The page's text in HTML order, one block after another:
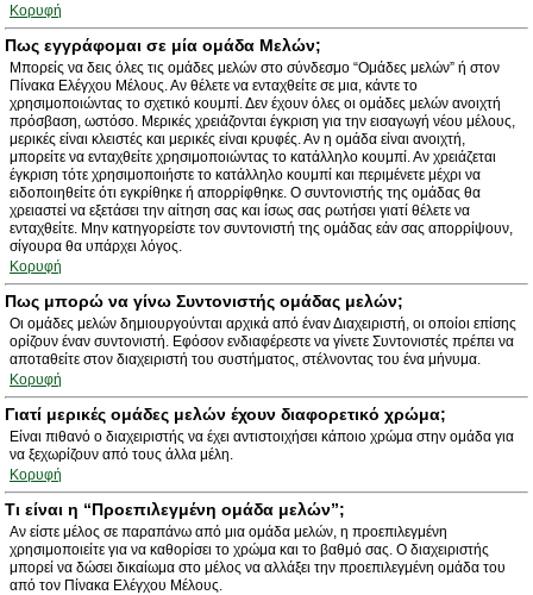
Κορυφή
Πως εγγράφομαι σε μία ομάδα Μελών;
Μπορείς να δεις όλες τις ομάδες μελών στο σύνδεσμο “Ομάδες μελών” ή στον
Πίνακα Ελέγχου Μέλους. Αν θέλετε να ενταχθείτε σε μια, κάντε το
χρησιμοποιώντας το σχετικό κουμπί. Δεν έχουν όλες οι ομάδες μελών ανοιχτή
πρόσβαση, ωστόσο. Μερικές χρειάζονται έγκριση για την εισαγωγή νέου μέλους,
μερικές είναι κλειστές και μερικές είναι κρυφές. Αν η ομάδα είναι ανοιχτή,
μπορείτε να ενταχθείτε χρησιμοποιώντας το κατάλληλο κουμπί. Αν χρειάζεται
έγκριση τότε χρησιμοποιήστε το κατάλληλο κουμπί και περιμένετε μέχρι να
ειδοποιηθείτε ότι εγκρίθηκε ή απορρίφθηκε. Ο συντονιστής της ομάδας θα
χρειαστεί να εξετάσει την αίτηση σας και ίσως σας ρωτήσει γιατί θέλετε να
ενταχθείτε. Μην κατηγορείστε τον συντονιστή της ομάδας εάν σας απορρίψουν,
σίγουρα θα υπάρχει λόγος.
Κορυφή
Πως μπορώ να γίνω Συντονιστής ομάδας μελών;
Οι ομάδες μελών δημιουργούνται αρχικά από έναν Διαχειριστή, οι οποίοι επίσης
ορίζουν έναν συντονιστή. Εφόσον ενδιαφέρεστε να γίνετε Συντονιστές πρέπει να
αποταθείτε στον διαχειριστή του συστήματος, στέλνοντας του ένα μήνυμα.
Κορυφή
Γιατί μερικές ομάδες μελών έχουν διαφορετικό χρώμα;
Είναι πιθανό ο διαχειριστής να έχει αντιστοιχήσει κάποιο χρώμα στην ομάδα για
να ξεχωρίζουν από τους άλλα μέλη.
Κορυφή
Τι είναι η “Προεπιλεγμένη ομάδα μελών”;
Αν είστε μέλος σε παραπάνω από μια ομάδα μελών, η προεπιλεγμένη
χρησιμοποιείτε για να καθορίσει το χρώμα και το βαθμό σας. Ο διαχειριστής
μπορεί να δώσει δικαίωμα στο μέλος να αλλάξει την προεπιλεγμένη ομάδα του
από τον Πίνακα Ελέγχου Μέλους.